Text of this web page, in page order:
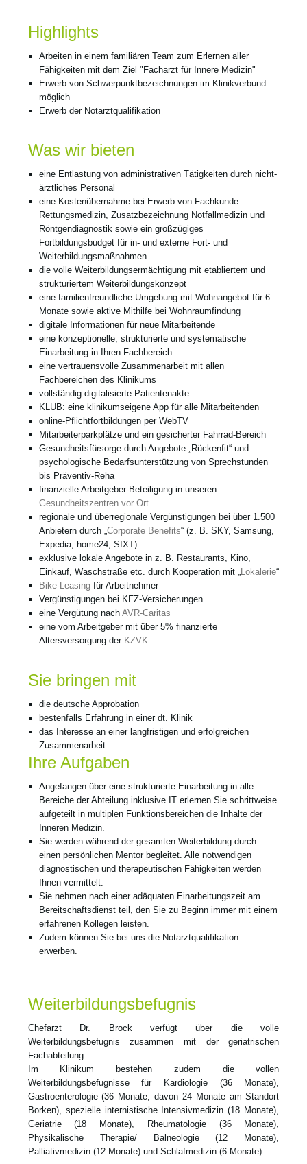
Highlights
Arbeiten in einem familiären Team zum Erlernen aller
Fähigkeiten mit dem Ziel "Facharzt für Innere Medizin"
Erwerb von Schwerpunktbezeichnungen im Klinikverbund
möglich
Erwerb der Notarztqualifikation
Was wir bieten
eine Entlastung von administrativen Tätigkeiten durch nicht-
ärztliches Personal
eine Kostenübernahme bei Erwerb von Fachkunde
Rettungsmedizin, Zusatzbezeichnung Notfallmedizin und
Röntgendiagnostik sowie ein großzügiges
Fortbildungsbudget für in- und externe Fort- und
Weiterbildungsmaßnahmen
die volle Weiterbildungsermächtigung mit etabliertem und
strukturiertem Weiterbildungskonzept
eine familienfreundliche Umgebung mit Wohnangebot für 6
Monate sowie aktive Mithilfe bei Wohnraumfindung
digitale Informationen für neue Mitarbeitende
eine konzeptionelle, strukturierte und systematische
Einarbeitung in Ihren Fachbereich
eine vertrauensvolle Zusammenarbeit mit allen
Fachbereichen des Klinikums
vollständig digitalisierte Patientenakte
KLUB: eine klinikumseigene App für alle Mitarbeitenden
online-Pflichtfortbildungen per WebTV
Mitarbeiterparkplätze und ein gesicherter Fahrrad-Bereich
Gesundheitsfürsorge durch Angebote „Rückenfit“ und
psychologische Bedarfsunterstützung von Sprechstunden
bis Präventiv-Reha
finanzielle Arbeitgeber-Beteiligung in unseren
Gesundheitszentren vor Ort
regionale und überregionale Vergünstigungen bei über 1.500
Anbietern durch „Corporate Benefits“ (z. B. SKY, Samsung,
Expedia, home24, SIXT)
exklusive lokale Angebote in z. B. Restaurants, Kino,
Einkauf, Waschstraße etc. durch Kooperation mit „Lokalerie“
Bike-Leasingfür Arbeitnehmer
Vergünstigungen bei KFZ-Versicherungen
eine Vergütung nach AVR-Caritas
eine vom Arbeitgeber mit über 5% finanzierte
Altersversorgung der KZVK
Sie bringen mit
die deutsche Approbation
bestenfalls Erfahrung in einer dt. Klinik
das Interesse an einer langfristigen und erfolgreichen
Zusammenarbeit
Ihre Aufgaben
Angefangen über eine strukturierte Einarbeitung in alle
Bereiche der Abteilung inklusive IT erlernen Sie schrittweise
aufgeteilt in multiplen Funktionsbereichen die Inhalte der
Inneren Medizin.
Sie werden während der gesamten Weiterbildung durch
einen persönlichen Mentor begleitet. Alle notwendigen
diagnostischen und therapeutischen Fähigkeiten werden
Ihnen vermittelt.
Sie nehmen nach einer adäquaten Einarbeitungszeit am
Bereitschaftsdienst teil, den Sie zu Beginn immer mit einem
erfahrenen Kollegen leisten.
Zudem können Sie bei uns die Notarztqualifikation
erwerben.
Weiterbildungsbefugnis
Chefarzt Dr. Brock verfügt über die volle
Weiterbildungsbefugnis zusammen mit der geriatrischen
Fachabteilung.
Im Klinikum bestehen zudem die vollen
Weiterbildungsbefugnisse für Kardiologie (36 Monate),
Gastroenterologie (36 Monate, davon 24 Monate am Standort
Borken), spezielle internistische Intensivmedizin (18 Monate),
Geriatrie (18 Monate), Rheumatologie (36 Monate),
Physikalische Therapie/ Balneologie (12 Monate),
Palliativmedizin (12 Monate) und Schlafmedizin (6 Monate).